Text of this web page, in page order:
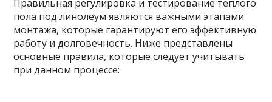
Правильная регулировка и тестирование теплого
пола под линолеум являются важными этапами
монтажа, которые гарантируют его эффективную
работу и долговечность. Ниже представлены
основные правила, которые следует учитывать
при данном процессе: